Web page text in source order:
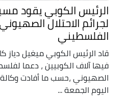
الرئيس الكوبي يقود
لجرائم الاحتلال
الفلسطيني
قاد الرئيس الكوبي ميغيل دياز
فيها آلاف الكوبيين ، دعما
الصهيوني ،حسب ما أفادت وكالة
اليوم الجمعة ...